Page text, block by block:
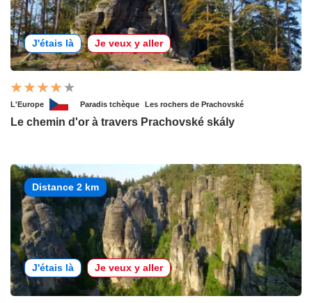
J'étais là Je veux y aller
L'Europe Paradis tchèque Les rochers de Prachovské
Le chemin d'or à travers Prachovské skály
Distance 2 km
J'étais là Je veux y aller